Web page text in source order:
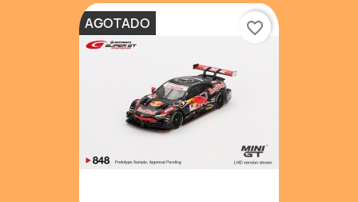
AGOTADO favorite_border